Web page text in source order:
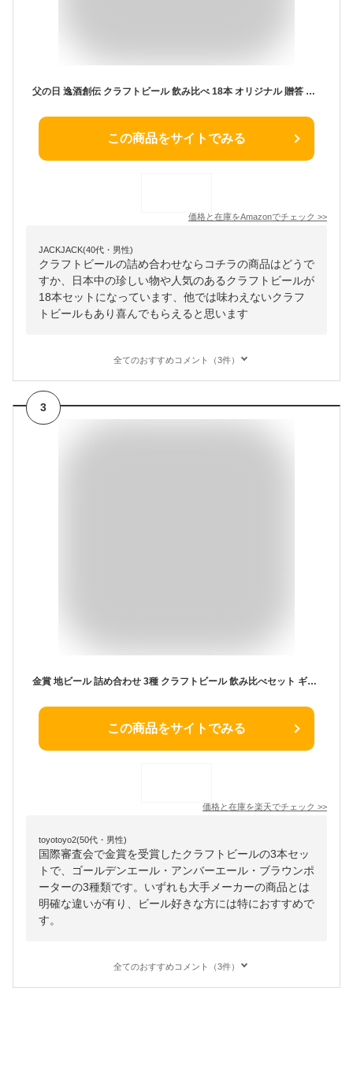
父の日 逸酒創伝 クラフトビール 飲み比べ 18本 オリジナル 贈答 誕生日 ビール ギフト
この商品をサイトでみる
価格と在庫をAmazonでチェック >>
JACKJACK(40代・男性)
クラフトビールの詰め合わせならコチラの商品はどうで
すか、日本中の珍しい物や人気のあるクラフトビールが
18本セットになっています、他では味わえないクラフ
トビールもあり喜んでもらえると思います
全てのおすすめコメント（3件）
3
金賞 地ビール 詰め合わせ 3種 クラフトビール 飲み比べセット ギフト【クラフトビールの神が手掛ける】【本州送料無料 あす楽】神奈川 ご当地ビール 黒ビール サンクトガーレン お中元 御中元 暑中見舞い 誕生日プレゼント 出産内祝い 結婚内祝い お返し お試し おしゃれ
この商品をサイトでみる
価格と在庫を楽天でチェック >>
toyotoyo2(50代・男性)
国際審査会で金賞を受賞したクラフトビールの3本セッ
トで、ゴールデンエール・アンバーエール・ブラウンポ
ーターの3種類です。いずれも大手メーカーの商品とは
明確な違いが有り、ビール好きな方には特におすすめで
す。
全てのおすすめコメント（3件）